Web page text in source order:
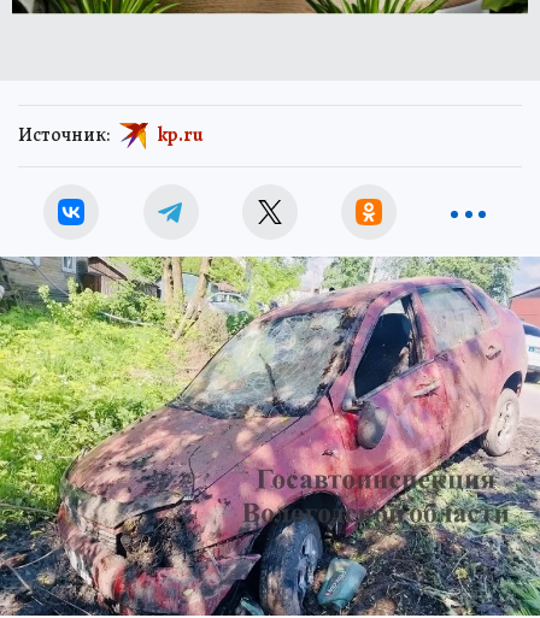
Источник: kp.ru